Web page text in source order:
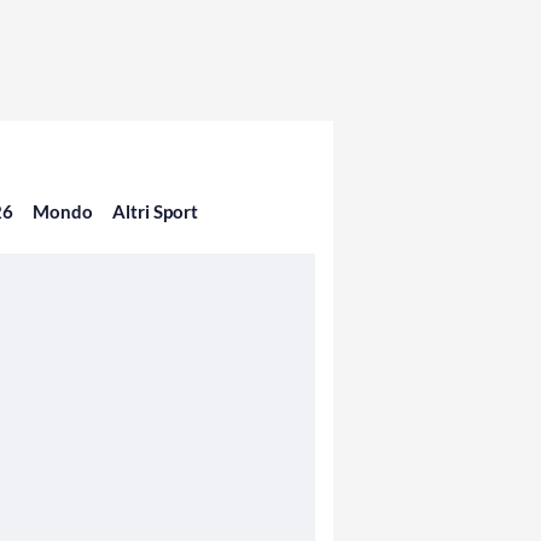
Mondo Altri Sport